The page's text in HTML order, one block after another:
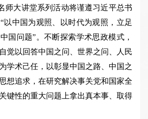
师大讲堂系列活动将谨遵习近平总书
以中国为观照、以时代为观照，立足
国问题”。不断探索学术思政模式，
觉以回答中国之问、世界之问、人民
学术己任，以彰显中国之路、中国之
想追求，在研究解决事关党和国家全
键性的重大问题上拿出真本事、取得